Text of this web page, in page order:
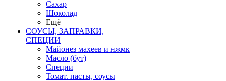
Сахар
Шоколад
Ещё
СОУСЫ, ЗАПРАВКИ,
СПЕЦИИ
Майонез махеев и нжмк
Масло (бут)
Специи
Томат. пасты, соусы